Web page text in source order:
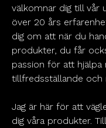
välkomnar dig till vår
över 20 års
dig om att när du
produkter, du får
passion för att
tillfredsställande och
Jag är här för att
dig våra produkter.